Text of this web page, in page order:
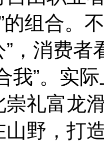
组合。
，消费
我”。实
礼富龙
野，打